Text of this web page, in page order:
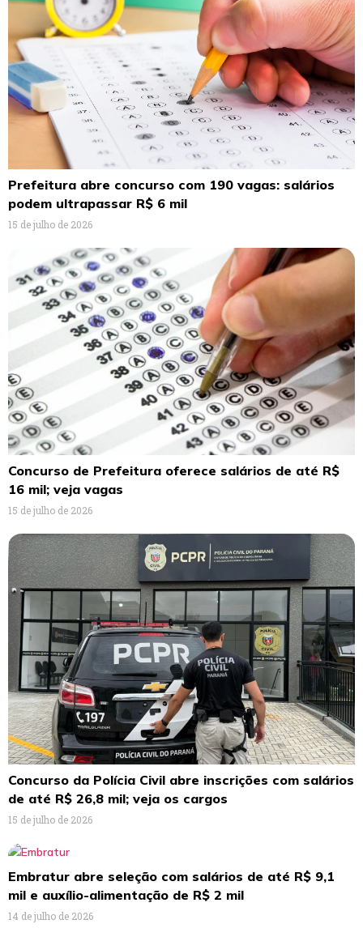
Prefeitura abre concurso com 190 vagas: salários
podem ultrapassar R$ 6 mil
15 de julho de 2026
Concurso de Prefeitura oferece salários de até R$
16 mil; veja vagas
15 de julho de 2026
Concurso da Polícia Civil abre inscrições com salários
de até R$ 26,8 mil; veja os cargos
15 de julho de 2026
Embratur abre seleção com salários de até R$ 9,1
mil e auxílio-alimentação de R$ 2 mil
14 de julho de 2026